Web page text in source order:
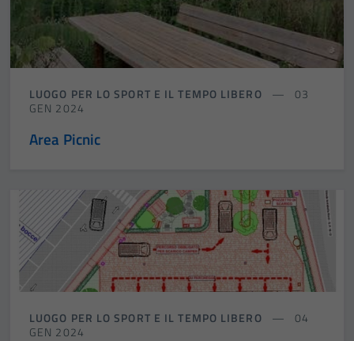
LUOGO PER LO SPORT E IL TEMPO LIBERO
03
GEN 2024
Area Picnic
LUOGO PER LO SPORT E IL TEMPO LIBERO
04
GEN 2024